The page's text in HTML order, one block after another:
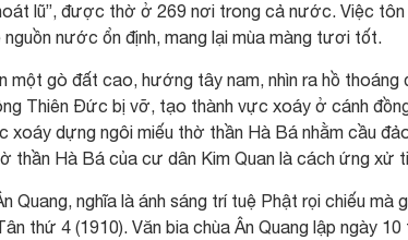
lũ”, được thờ ở 269 nơi trong cả nước. Việc
nước ổn định, mang lại mùa màng tươi tốt.
một gò đất cao, hướng tây nam, nhìn ra hồ thoáng
Thiên Đức bị vỡ, tạo thành vực xoáy ở cánh
xoáy dựng ngôi miếu thờ thần Hà Bá nhằm cầu
thần Hà Bá của cư dân Kim Quan là cách ứng xử
Quang, nghĩa là ánh sáng trí tuệ Phật rọi chiếu mà
thứ 4 (1910). Văn bia chùa Ân Quang lập ngày 10